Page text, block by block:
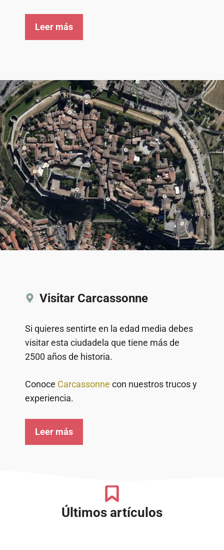
Leer más
Visitar Carcassonne
Si quieres sentirte en la edad media debes
visitar esta ciudadela que tiene más de
2500 años de historia.
Conoce Carcassonne con nuestros trucos y
experiencia.
Leer más
Últimos artículos